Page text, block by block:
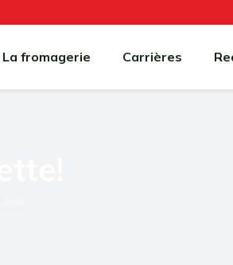
La fromagerie Carrières